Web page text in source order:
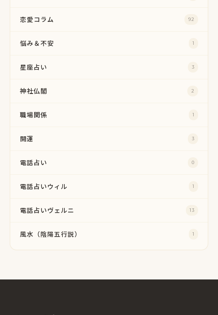
恋愛コラム 92
悩み＆不安 1
星座占い 3
神社仏閣 2
職場関係 1
開運 3
電話占い 0
電話占いウィル 1
電話占いヴェルニ 13
風水（陰陽五行説） 1